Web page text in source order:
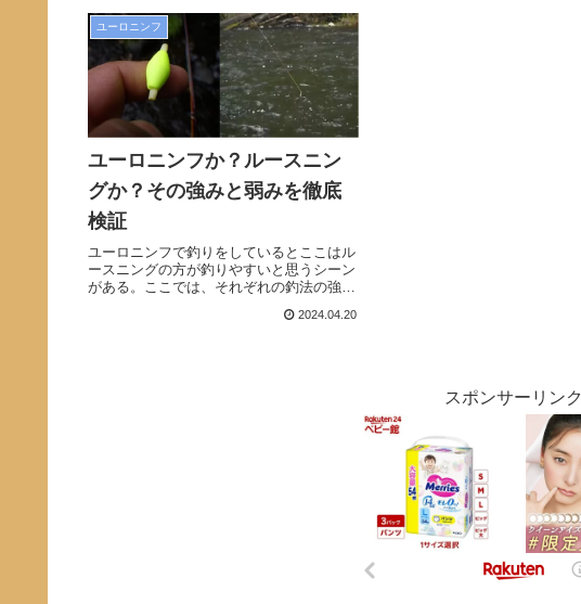
ユーロニンフ
ユーロニンフか？ルースニン
グか？その強みと弱みを徹底
検証
ユーロニンフで釣りをしているとここはル
ースニングの方が釣りやすいと思うシーン
がある。ここでは、それぞれの釣法の強み
で釣りやすいのか？どんな時がルースニン
2024.04.20
スポンサーリンク